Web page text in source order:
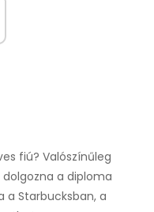
fiú? Valószínűleg
a diploma
a Starbucksban, a